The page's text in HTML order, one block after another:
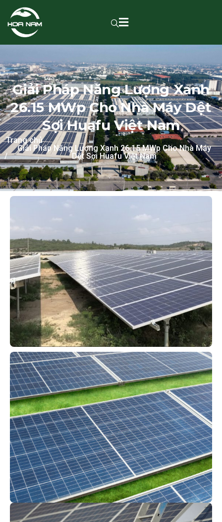
Giải Pháp Năng Lượng Xanh
26.15 MWp Cho Nhà Máy Dệt
Sợi Huafu Việt Nam
Trang chủ
Giải Pháp Năng Lượng Xanh 26.15 MWp Cho Nhà Máy
Dệt Sợi Huafu Việt Nam